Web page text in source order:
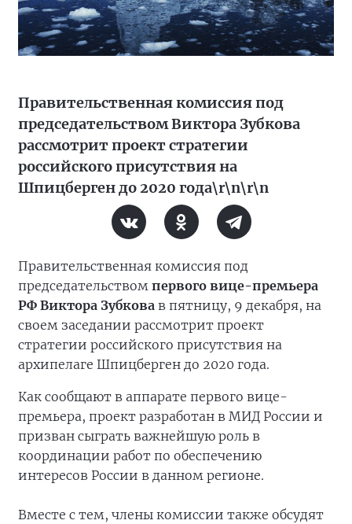
Правительственная комиссия под
председательством Виктора Зубкова
рассмотрит проект стратегии
российского присутствия на
Шпицберген до 2020 года\r\n\r\n
Правительственная комиссия под
председательством первого вице-премьера
РФ Виктора Зубкова в пятницу, 9 декабря, на
своем заседании рассмотрит проект
стратегии российского присутствия на
архипелаге Шпицберген до 2020 года.
Как сообщают в аппарате первого вице-
премьера, проект разработан в МИД России и
призван сыграть важнейшую роль в
координации работ по обеспечению
интересов России в данном регионе.
Вместе с тем, члены комиссии также обсудят